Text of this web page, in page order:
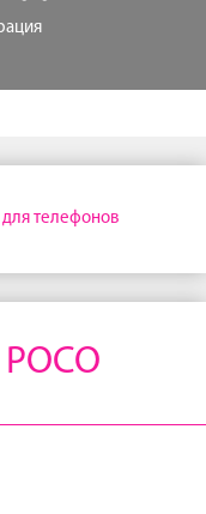
телефонов